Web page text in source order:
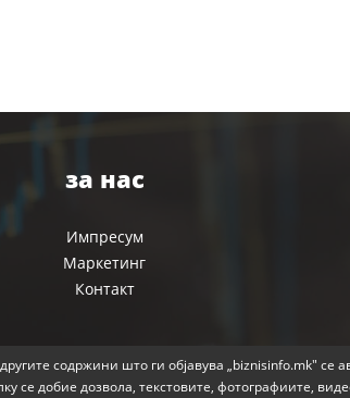
за нас
Импресум
Маркетинг
Контакт
содржини што ги објавува „biznisinfo.mk" се
се добие дозвола, текстовите, фотографиите,